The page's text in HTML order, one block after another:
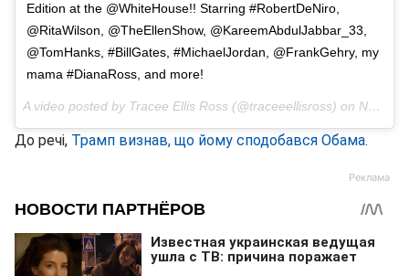
Edition at the @WhiteHouse!! Starring #RobertDeNiro,
@RitaWilson, @TheEllenShow, @KareemAbdulJabbar_33,
@TomHanks, #BillGates, #MichaelJordan, @FrankGehry, my
mama #DianaRoss, and more!
A video posted by Tracee Ellis Ross (@traceeellisross) on Nov 22, 2016 о 11:44am PST
До речі, Трамп визнав, що йому сподобався Обама.